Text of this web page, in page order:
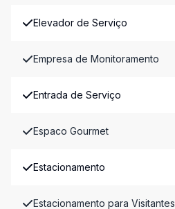
Elevador de Serviço
Empresa de Monitoramento
Entrada de Serviço
Espaco Gourmet
Estacionamento
Estacionamento para Visitantes